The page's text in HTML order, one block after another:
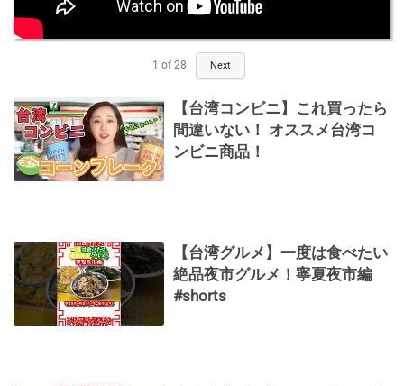
1 of 28 Next
【台湾コンビニ】これ買ったら
間違いない！ オススメ台湾コ
ンビニ商品！
【台湾グルメ】一度は食べたい
絶品夜市グルメ！寧夏夜市編
#shorts